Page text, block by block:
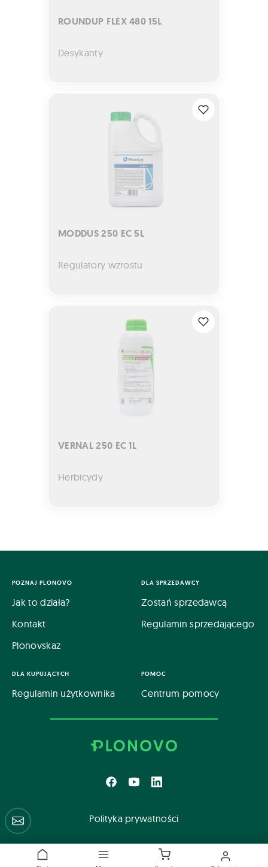
ROUNDUP FLEX 480 15L
Desykanty
MODDUS 250 EC 5L
Regulatory wzrostu
VERNAL 250 EC 1L
Herbicydy
POZNAJ PLONOVO
Jak to działa?
Kontakt
Plonovskaz
DLA SPRZEDAWCY
Zostań sprzedawcą
Regulamin sprzedającego
DLA KUPUJĄCYCH
Regulamin użytkownika
POMOC
Centrum pomocy
Polityka prywatności
Centrum pomocy